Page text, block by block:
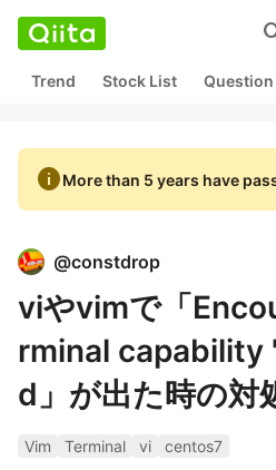
Trend Stock List Question
infoMore than 5 years have
@constdrop
viやvimで「
rminal capability
d」が出た時の対
Vim Terminal vi
centos7